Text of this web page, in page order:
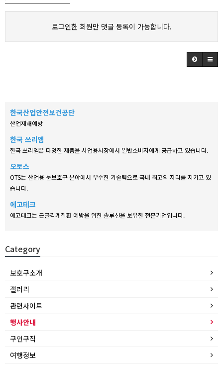
로그인한 회원만 댓글 등록이 가능합니다.
한국산업안전보건공단
산업재해예방
한국 쓰리엠
한국 쓰리엠은 다양한 제품을 사업용시장에서 일반소비자에게 공급하고 있습니다.
오토스
OTS는 산업용 눈보호구 분야에서 우수한 기술력으로 국내 최고의 자리를 지키고 있
습니다.
에고테크
에고테크는 근골격계질환 예방을 위한 솔루션을 보유한 전문기업입니다.
Category
보호구소개
갤러리
관련사이트
행사안내
구인구직
여행정보